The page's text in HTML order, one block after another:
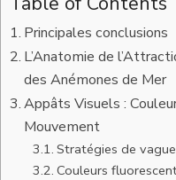
Principales conclusions
L’Anatomie de
des Anémones de Mer
Appâts Visuels :
Mouvement
Stratégies de
Couleurs